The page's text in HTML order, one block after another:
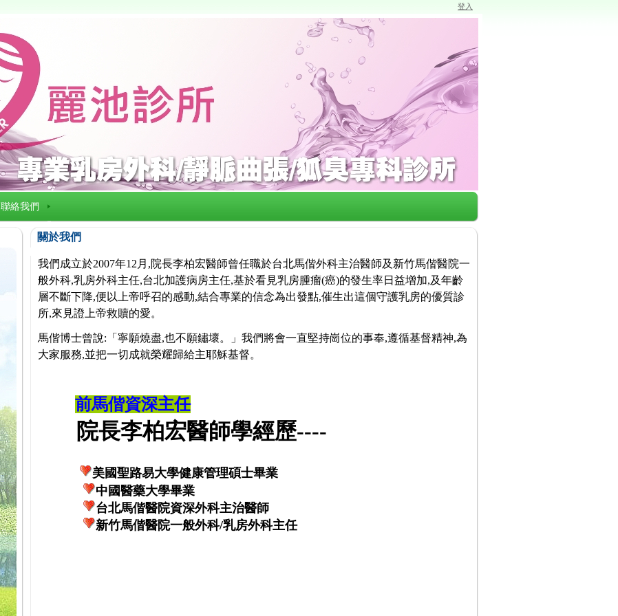
登入
聯絡我們
關於我們
我們成立於2007年12月,院長李柏宏醫師曾任職於台北馬偕外科主治醫師及新竹馬偕醫院一
般外科,乳房外科主任,台北加護病房主任,基於看見乳房腫瘤(癌)的發生率日益增加,及年齡
層不斷下降,便以上帝呼召的感動,結合專業的信念為出發點,催生出這個守護乳房的優質診
所,來見證上帝救贖的愛。
馬偕博士曾說:「寧願燒盡,也不願鏽壞。」我們將會一直堅持崗位的事奉,遵循基督精神,為
大家服務,並把一切成就榮耀歸給主耶穌基督。
前馬偕資深主任
院長李柏宏醫師學經歷----
美國聖路易大學健康管理碩士畢業
中國醫藥大學畢業
台北馬偕醫院資深外科主治醫師
新竹馬偕醫院一般外科/乳房外科主任